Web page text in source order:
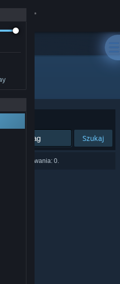
Szukaj
wyszukiwania: 0.